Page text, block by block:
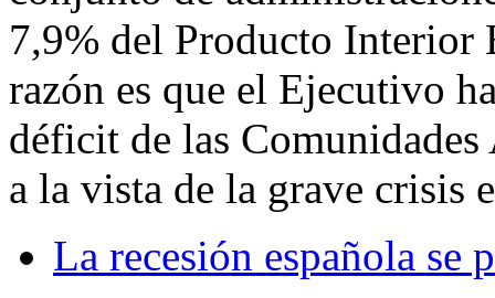
7,9% del Producto
razón es que el Ejecutivo
déficit de las
a la vista de la grave crisis
La recesión española se